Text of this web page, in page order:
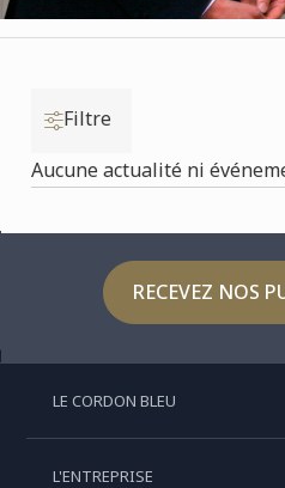
Filtre
Aucune actualité ni
RECEVEZ NOS
LE CORDON BLEU
L'ENTREPRISE